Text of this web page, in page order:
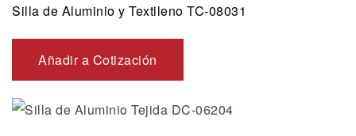
Silla de Aluminio y Textileno TC-08031
Añadir a Cotización